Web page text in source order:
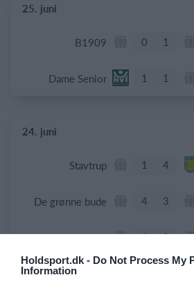
Holdsport.dk - Do Not Process My
Information
25. juni
B1909 0 1
Dame Senior 1 1
24. juni
Stavtrup 1 4
De grønne bude 4 3
B82-Fodbold-Fitness-U50 6 0